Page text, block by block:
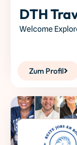
DTH
Welcome
Zum Profil